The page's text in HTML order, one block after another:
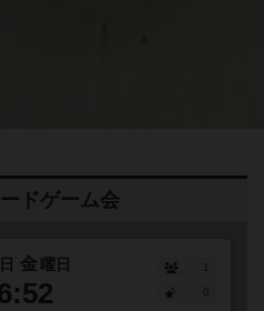
ドゲーム会
日 金曜日
1